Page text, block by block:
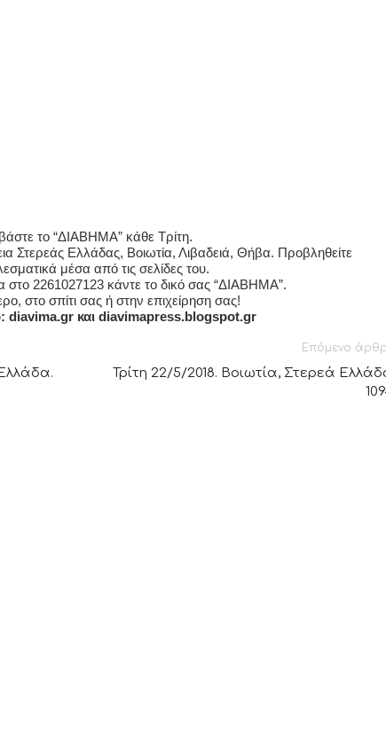
το “ΔIABHMA” κάθε Τρίτη.
Στερεάς Ελλάδας, Βοιωτία, Λιβαδειά, Θήβα. Προβληθείτε
μέσα από τις σελίδες του.
2261027123 κάντε το δικό σας “ΔΙΑΒΗΜΑ”.
στο σπίτι σας ή στην επιχείρηση σας!
diavima.gr και diavimapress.blogspot.gr
Επόμενο
Τρίτη 22/5/2018. Βοιωτία, Στερεά